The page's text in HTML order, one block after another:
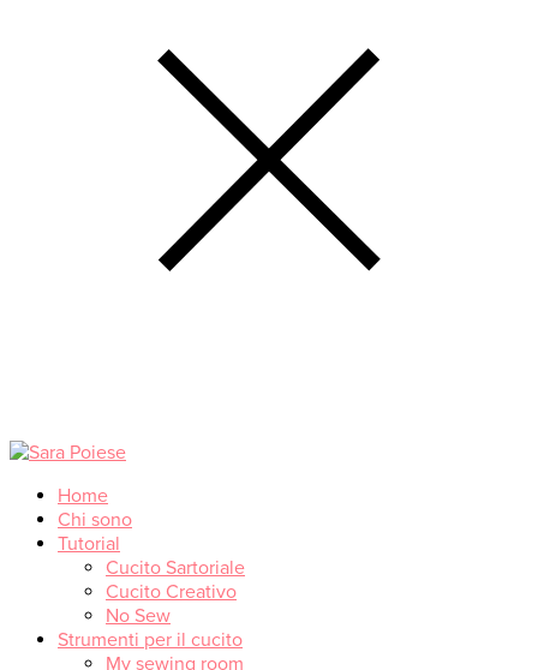
Home
Chi sono
Tutorial
Cucito Sartoriale
Cucito Creativo
No Sew
Strumenti per il cucito
My sewing room